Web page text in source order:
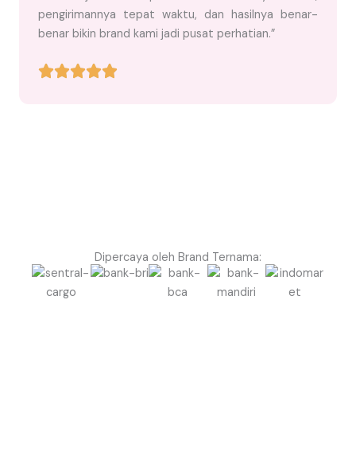
pengirimannya tepat waktu, dan hasilnya benar-
benar bikin brand kami jadi pusat perhatian.”
Dipercaya oleh Brand Ternama: